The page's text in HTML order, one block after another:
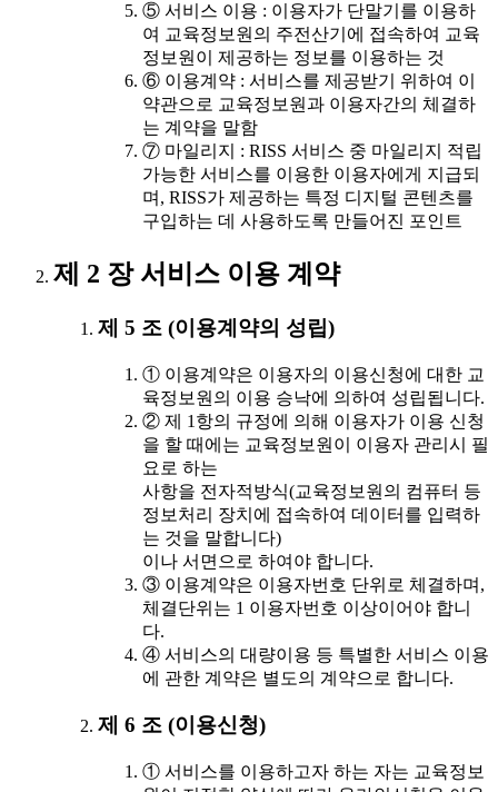
⑤ 서비스 이용 : 이용자가 단말기를 이용하
여 교육정보원의 주전산기에 접속하여 교육
정보원이 제공하는 정보를 이용하는 것
⑥ 이용계약 : 서비스를 제공받기 위하여 이
약관으로 교육정보원과 이용자간의 체결하
는 계약을 말함
⑦ 마일리지 : RISS 서비스 중 마일리지 적립
가능한 서비스를 이용한 이용자에게 지급되
며, RISS가 제공하는 특정 디지털 콘텐츠를
구입하는 데 사용하도록 만들어진 포인트
제 2 장 서비스 이용 계약
제 5 조 (이용계약의 성립)
① 이용계약은 이용자의 이용신청에 대한 교
육정보원의 이용 승낙에 의하여 성립됩니다.
② 제 1항의 규정에 의해 이용자가 이용 신청
을 할 때에는 교육정보원이 이용자 관리시 필
요로 하는
사항을 전자적방식(교육정보원의 컴퓨터 등
정보처리 장치에 접속하여 데이터를 입력하
는 것을 말합니다)
이나 서면으로 하여야 합니다.
③ 이용계약은 이용자번호 단위로 체결하며,
체결단위는 1 이용자번호 이상이어야 합니
다.
④ 서비스의 대량이용 등 특별한 서비스 이용
에 관한 계약은 별도의 계약으로 합니다.
제 6 조 (이용신청)
① 서비스를 이용하고자 하는 자는 교육정보